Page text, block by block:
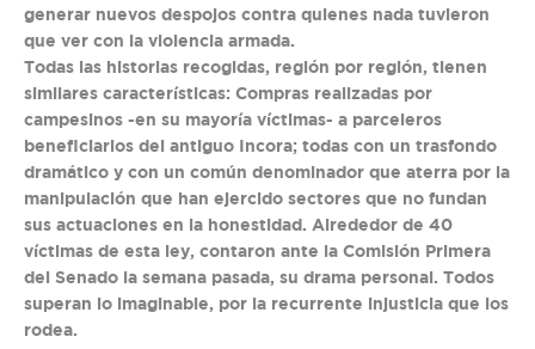
generar nuevos despojos contra quienes nada tuvieron
que ver con la violencia armada.
Todas las historias recogidas, región por región, tienen
similares características: Compras realizadas por
campesinos -en su mayoría víctimas- a parceleros
beneficiarios del antiguo Incora; todas con un trasfondo
dramático y con un común denominador que aterra por la
manipulación que han ejercido sectores que no fundan
sus actuaciones en la honestidad. Alrededor de 40
víctimas de esta ley, contaron ante la Comisión Primera
del Senado la semana pasada, su drama personal. Todos
superan lo imaginable, por la recurrente injusticia que los
rodea.